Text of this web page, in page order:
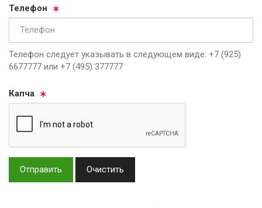
Те­ле­фон
Телефон следует указывать в следующем виде: +7 (925)
6677777 или +7 (495) 377777
Кап­ча
Отправить Очистить